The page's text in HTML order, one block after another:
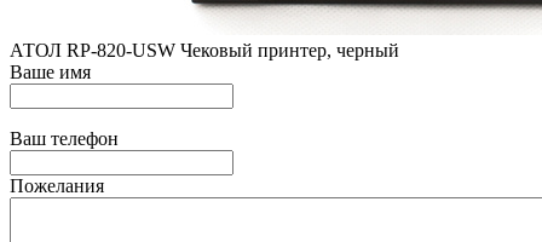
АТОЛ RP-820-USW Чековый принтер, черный
Ваше имя
Ваш телефон
Пожелания